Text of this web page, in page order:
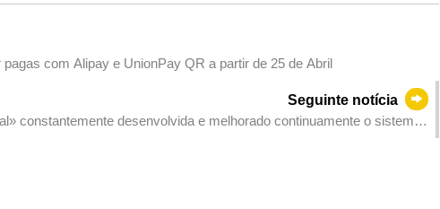
com Alipay e UnionPay QR a partir de 25 de Abril
Seguinte notícia
constantemente desenvolvida e melhorado continuamente o sistema